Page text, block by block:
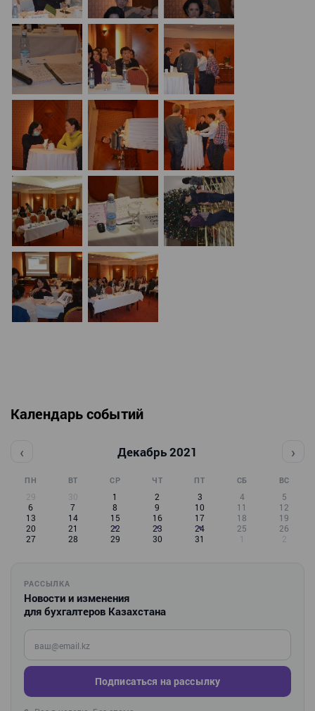
Календарь событий
‹ Декабрь 2021 ›
ПН ВТ СР ЧТ ПТ СБ ВС
29 30 1 2 3 4
5
6
7 8 9 10 11
12
13
14 15 16 17 18
19
20
21 22 23 24 25
26
27
28 29 30 31 1 2
РАССЫЛКА
Новости и изменения
для бухгалтеров Казахстана
Введите ваш e-mail
Подписаться на рассылку